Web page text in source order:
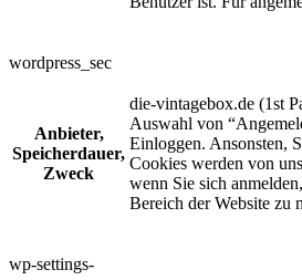
wordpress_sec
Anbieter,
Speicherdauer,
Zweck
die-vintagebox.de (1st
Auswahl von
Einloggen. Ansonsten,
Cookies werden von
wenn Sie sich
Bereich der Website zu
wp-settings-